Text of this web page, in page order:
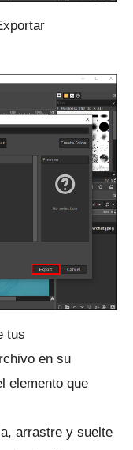
tus
en su
elemento que
arrastre y suelte